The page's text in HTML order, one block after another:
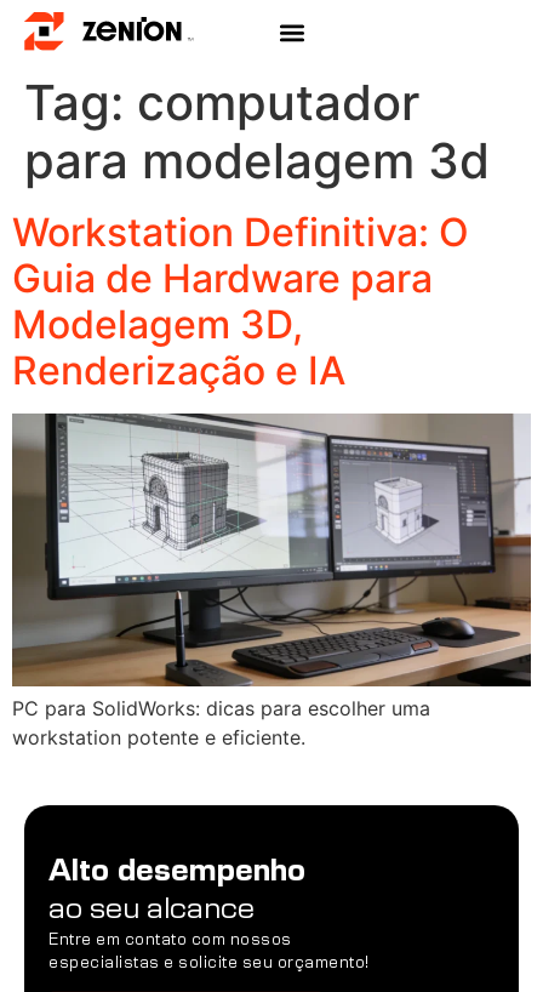
Tag: computador
para modelagem 3d
Workstation Definitiva: O
Guia de Hardware para
Modelagem 3D,
Renderização e IA
PC para SolidWorks: dicas para escolher uma
workstation potente e eficiente.
Alto desempenho
ao seu alcance
Entre em contato com nossos
especialistas e solicite seu orçamento!